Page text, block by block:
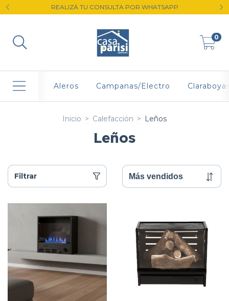
REALIZÁ TU CONSULTA POR WHATSAPP
0
Aleros Campanas/Electro
Inicio > Calefacción > Leños
Leños
Filtrar